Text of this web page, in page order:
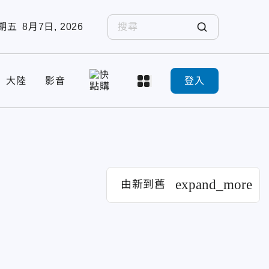
五 8月7日, 2026
大陸 影音 登入
由新到舊 expand_more